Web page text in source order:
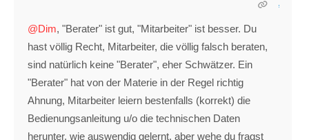
@Dim, "Berater" ist gut, "Mitarbeiter" ist besser. Du
hast völlig Recht, Mitarbeiter, die völlig falsch beraten,
sind natürlich keine "Berater", eher Schwätzer. Ein
"Berater" hat von der Materie in der Regel richtig
Ahnung, Mitarbeiter leiern bestenfalls (korrekt) die
Bedienungsanleitung u/o die technischen Daten
herunter, wie auswendig gelernt, aber wehe du fragst